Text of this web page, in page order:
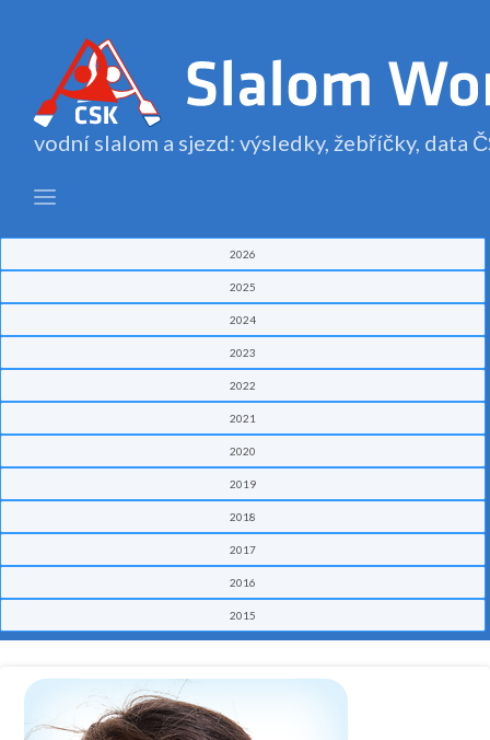
vodní slalom a sjezd: výsledky, žebříčky, data
2026
2025
2024
2023
2022
2021
2020
2019
2018
2017
2016
2015